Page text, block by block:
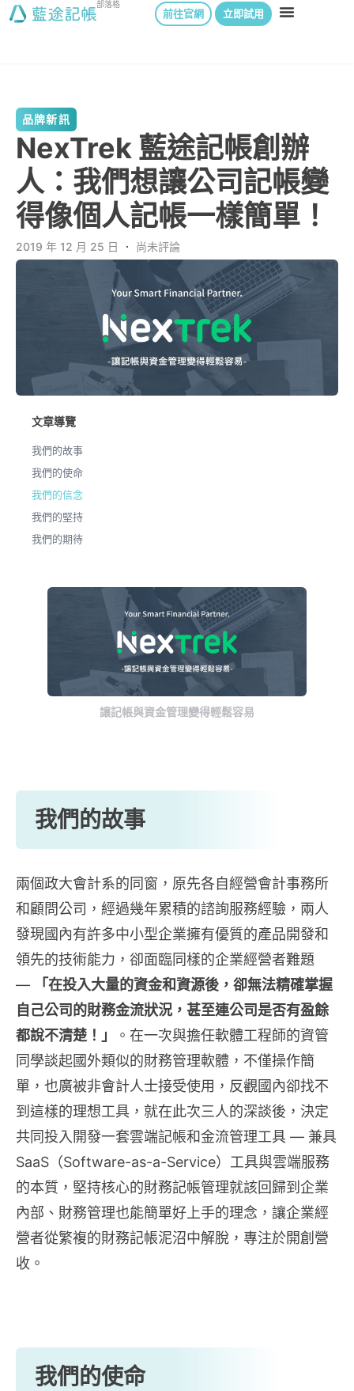
部落格
前往官網 立即試用
品牌新訊
NexTrek 藍途記帳創辦
人：我們想讓公司記帳變
得像個人記帳一樣簡單！
2019 年 12 月 25 日 ． 尚未評論
文章導覽
我們的故事
我們的使命
我們的信念
我們的堅持
我們的期待
讓記帳與資金管理變得輕鬆容易
我們的故事
兩個政大會計系的同窗，原先各自經營會計事務所
和顧問公司，經過幾年累積的諮詢服務經驗，兩人
發現國內有許多中小型企業擁有優質的產品開發和
領先的技術能力，卻面臨同樣的企業經營者難題
—
「在投入大量的資金和資源後，卻無法精確掌握
自己公司的財務金流狀況，甚至連公司是否有盈餘
都說不清楚！」
。在一次與擔任軟體工程師的資管
同學談起國外類似的財務管理軟體，不僅操作簡
單，也廣被非會計人士接受使用，反觀國內卻找不
到這樣的理想工具，就在此次三人的深談後，決定
共同投入開發一套雲端記帳和金流管理工具 — 兼具
SaaS（Software-as-a-Service）工具與雲端服務
的本質，堅持核心的財務記帳管理就該回歸到企業
內部、財務管理也能簡單好上手的理念，讓企業經
營者從繁複的財務記帳泥沼中解脫，專注於開創營
收。
我們的使命